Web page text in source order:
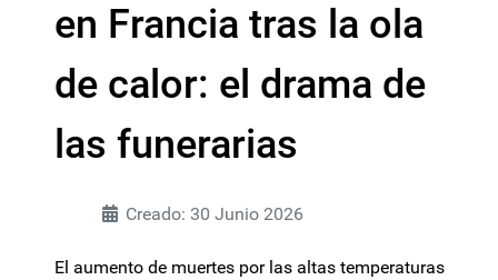
en Francia tras la ola
de calor: el drama de
las funerarias
Creado: 30 Junio 2026
El aumento de muertes por las altas temperaturas